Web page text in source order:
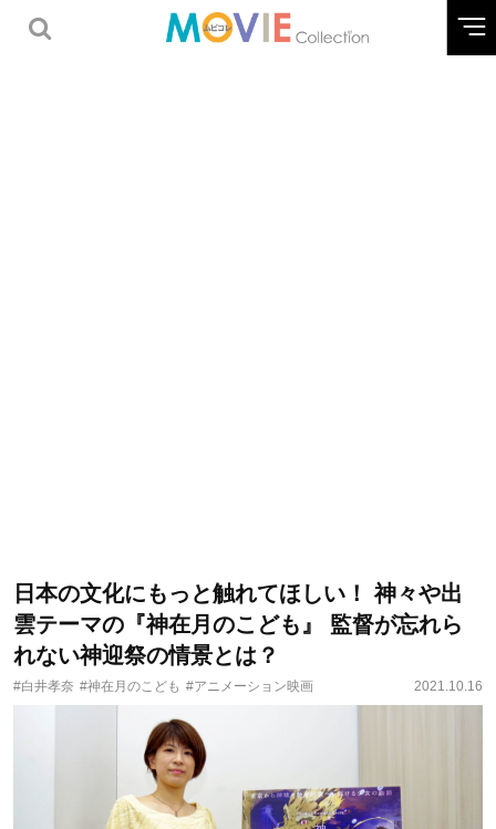
日本の文化にもっと触れてほしい！ 神々や出
雲テーマの『神在月のこども』 監督が忘れら
れない神迎祭の情景とは？
#白井孝奈 #神在月のこども #アニメーション映画 2021.10.16